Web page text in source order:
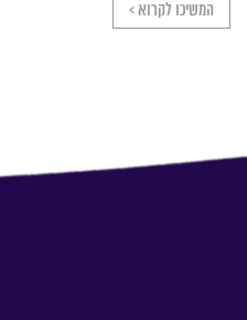
המשיכו לקרוא >